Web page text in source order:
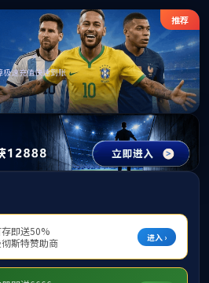
方网站-登录入口
附件